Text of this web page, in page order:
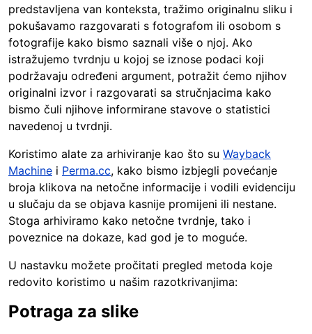
predstavljena van konteksta, tražimo originalnu sliku i
pokušavamo razgovarati s fotografom ili osobom s
fotografije kako bismo saznali više o njoj. Ako
istražujemo tvrdnju u kojoj se iznose podaci koji
podržavaju određeni argument, potražit ćemo njihov
originalni izvor i razgovarati sa stručnjacima kako
bismo čuli njihove informirane stavove o statistici
navedenoj u tvrdnji.
Koristimo alate za arhiviranje kao što su Wayback
Machine i Perma.cc, kako bismo izbjegli povećanje
broja klikova na netočne informacije i vodili evidenciju
u slučaju da se objava kasnije promijeni ili nestane.
Stoga arhiviramo kako netočne tvrdnje, tako i
poveznice na dokaze, kad god je to moguće.
U nastavku možete pročitati pregled metoda koje
redovito koristimo u našim razotkrivanjima:
Potraga za slike